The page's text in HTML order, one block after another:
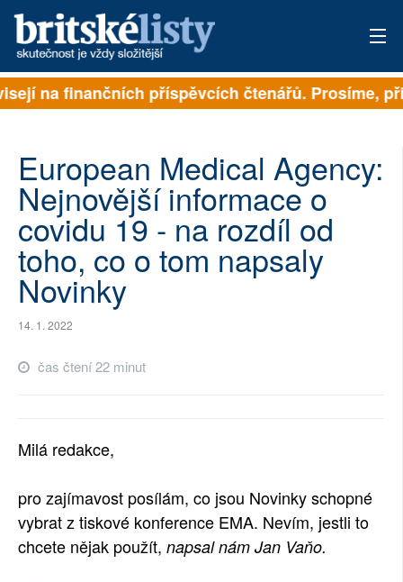
PŘIHLÁSIT
ARCHIV
ROZHOVORY
TÉMATA
NEJČTENĚJŠÍ ZA 7 DNÍ
PLNÁ VERZE STRÁNEK
na finančních příspěvcích čtenářů. Prosíme,
European Medical Agency:
Nejnovější informace o
covidu 19 - na rozdíl od
toho, co o tom napsaly
Novinky
14. 1. 2022
čas čtení 22 minut
Milá redakce,
pro zajímavost posílám, co jsou Novinky schopné
vybrat z tiskové konference EMA. Nevím, jestli to
chcete nějak použít, napsal nám Jan Vaňo.